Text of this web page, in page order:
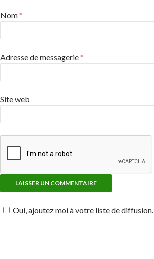
Nom*
Adresse de messagerie*
Site web
Oui, ajoutez moi à votre liste de diffusion.